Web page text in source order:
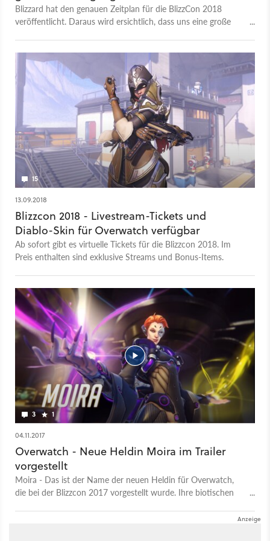
Blizzard hat den genauen Zeitplan für die BlizzCon 2018
veröffentlicht. Daraus wird ersichtlich, dass uns eine große
15
13.09.2018
Blizzcon 2018 - Livestream-Tickets und
Diablo-Skin für Overwatch verfügbar
Ab sofort gibt es virtuelle Tickets für die Blizzcon 2018. Im
Preis enthalten sind exklusive Streams und Bonus-Items.
3 1
04.11.2017
Overwatch - Neue Heldin Moira im Trailer
vorgestellt
Moira - Das ist der Name der neuen Heldin für Overwatch,
die bei der Blizzcon 2017 vorgestellt wurde. Ihre biotischen